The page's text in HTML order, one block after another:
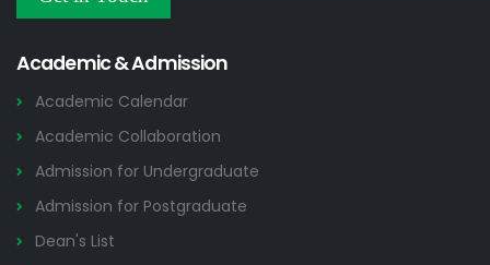
2026
Academic & Admission
Academic Calendar
Academic Collaboration
Admission for Undergraduate
Admission for Postgraduate
Dean's List